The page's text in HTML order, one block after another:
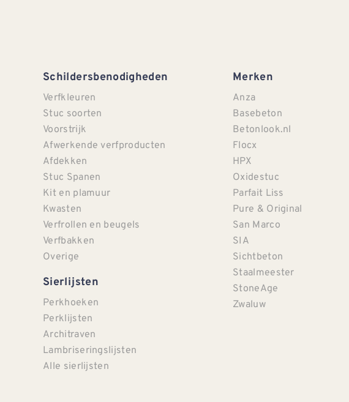
Schildersbenodigheden
Verfkleuren
Stuc soorten
Voorstrijk
Afwerkende verfproducten
Afdekken
Stuc Spanen
Kit en plamuur
Kwasten
Verfrollen en beugels
Verfbakken
Overige
Sierlijsten
Perkhoeken
Perklijsten
Architraven
Lambriseringslijsten
Alle sierlijsten
Merken
Anza
Basebeton
Betonlook.nl
Flocx
HPX
Oxidestuc
Parfait Liss
Pure & Original
San Marco
SIA
Sichtbeton
Staalmeester
StoneAge
Zwaluw